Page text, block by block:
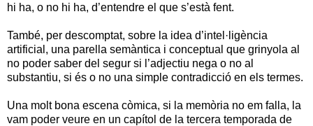
hi ha, o no hi ha, d’entendre el que s’està fent.
També, per descomptat, sobre la idea d’intel·ligència
artificial, una parella semàntica i conceptual que grinyola al
no poder saber del segur si l’adjectiu nega o no al
substantiu, si és o no una simple contradicció en els termes.
Una molt bona escena còmica, si la memòria no em falla, la
vam poder veure en un capítol de la tercera temporada de